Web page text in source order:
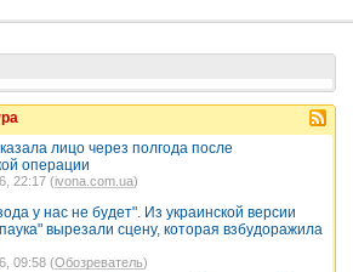
лицо через полгода после
операции
22:17 (ivona.com.ua)
у нас не будет". Из украинской версии
вырезали сцену, которая взбудоражила
09:58 (Обозреватель)